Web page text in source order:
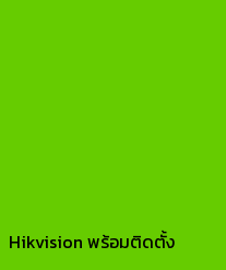
Hikvision พร้อมติดตั้ง